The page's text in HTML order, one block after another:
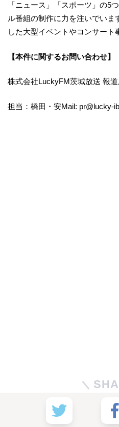
「ニュース」「スポーツ」の5
ル番組の制作に力を注いでいま
した大型イベントやコンサート
【本件に関するお問い合わせ】
株式会社LuckyFM茨城放送 報
担当：橋田・安Mail: pr@lucky-